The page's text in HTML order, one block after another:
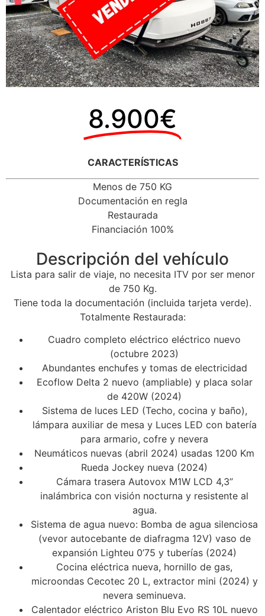
8.900€
CARACTERÍSTICAS
Menos de 750 KG
Documentación en regla
Restaurada
Financiación 100%
Descripción del vehículo
Lista para salir de viaje, no necesita ITV por ser menor
de 750 Kg.
Tiene toda la documentación (incluida tarjeta verde).
Totalmente Restaurada:
Cuadro completo eléctrico eléctrico nuevo
(octubre 2023)
Abundantes enchufes y tomas de electricidad
Ecoflow Delta 2 nuevo (ampliable) y placa solar
de 420W (2024)
Sistema de luces LED (Techo, cocina y baño),
lámpara auxiliar de mesa y Luces LED con batería
para armario, cofre y nevera
Neumáticos nuevas (abril 2024) usadas 1200 Km
⁠Rueda Jockey nueva (2024)
Cámara trasera Autovox M1W LCD 4,3”
inalámbrica con visión nocturna y resistente al
agua.
Sistema de agua nuevo: Bomba de agua silenciosa
(vevor autocebante de diafragma 12V) vaso de
expansión Lighteu 0’75 y tuberías (2024)
Cocina eléctrica nueva, hornillo de gas,
microondas Cecotec 20 L, extractor mini (2024) y
nevera seminueva.
Calentador eléctrico Ariston Blu Evo RS 10L nuevo